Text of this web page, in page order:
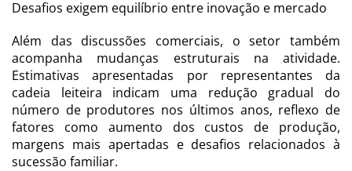
Desafios exigem equilíbrio entre inovação e mercado
Além das discussões comerciais, o setor também
acompanha mudanças estruturais na atividade.
Estimativas apresentadas por representantes da
cadeia leiteira indicam uma redução gradual do
número de produtores nos últimos anos, reflexo de
fatores como aumento dos custos de produção,
margens mais apertadas e desafios relacionados à
sucessão familiar.